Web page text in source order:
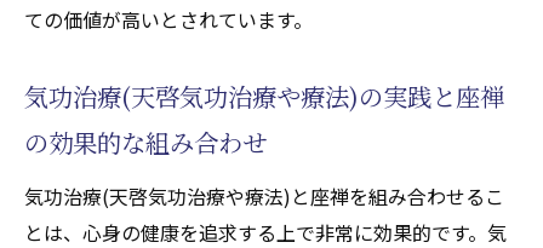
ての価値が高いとされています。
気功治療(天啓気功治療や療法)の実践と座禅
の効果的な組み合わせ
気功治療(天啓気功治療や療法)と座禅を組み合わせるこ
とは、心身の健康を追求する上で非常に効果的です。気